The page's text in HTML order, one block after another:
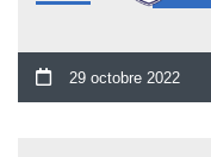
29 octobre 2022